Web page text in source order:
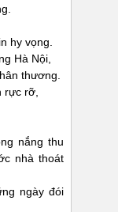
hy vọng.
Hà Nội,
thương.
rực rỡ,
nắng thu
nhà thoát
ngày đói